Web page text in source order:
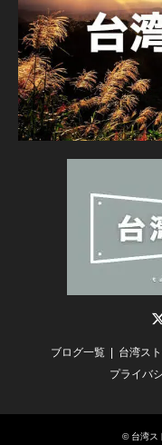
ブログ一覧 台湾ス
プライバ
© 台湾ス